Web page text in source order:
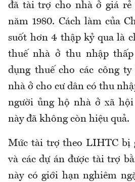
đã tài trợ cho nhà ở giá
năm 1980. Cách làm của
suốt hơn 4 thập kỷ qua là
thuế nhà ở thu nhập
dụng thuế cho các công
nhà ở cho cư dân có thu
người ủng hộ nhà ở xã
này đã không còn hiệu quả.
Mức tài trợ theo LIHTC bị
và các dự án được tài trợ
này có giới hạn nghiêm